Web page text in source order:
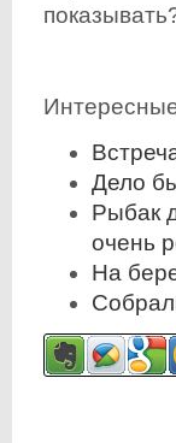
Дело
Рыбак
очень
На